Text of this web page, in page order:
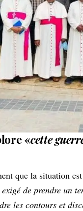
«cette
que la situation
exigé de prendre un
les contours et